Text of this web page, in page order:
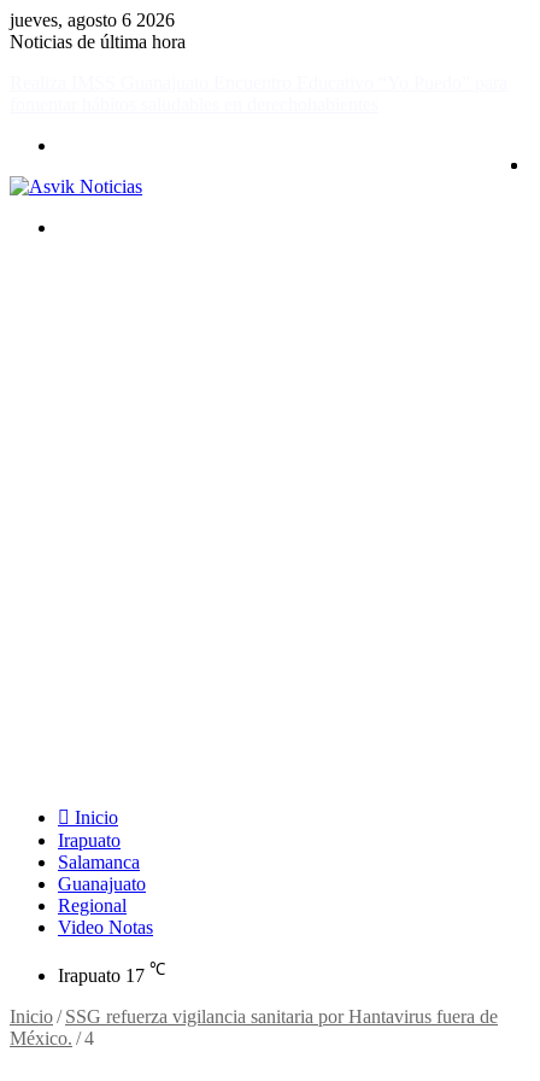
jueves, agosto 6 2026
Noticias de última hora
Inicio
Irapuato
Salamanca
Guanajuato
Regional
Video Notas
Irapuato 17 ℃
Inicio/ SSG refuerza vigilancia sanitaria por Hantavirus fuera de
México. /4